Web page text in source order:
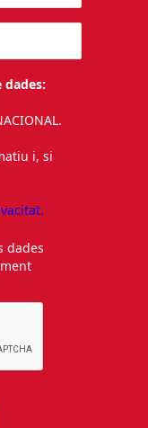
i, si
dades